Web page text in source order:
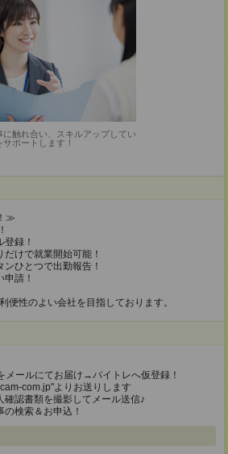
に触れ合い、スキルアップしてい
サポートします！
≫
録！
けで就業開始可能！
ひとつで出勤報告！
請！
便性のよい会社を目指しております。
メールにてお届け→バイトレへ仮登録！
com.jp"よりお送りします
確認書類を撮影してメール送信♪
の検索＆お申込！